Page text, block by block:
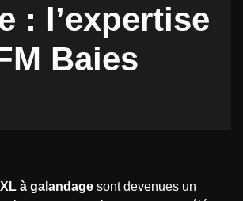
: l’expertise
Baies
à galandage sont devenues un